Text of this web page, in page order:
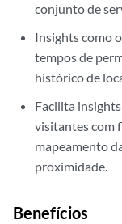
conjunto de
Insights como
tempos de
histórico de
Facilita
visitantes com
mapeamento
proximidade.
Benefícios